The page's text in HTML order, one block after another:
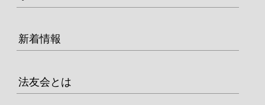
新着情報
法友会とは